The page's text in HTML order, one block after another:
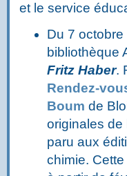
et le service
Du 7
bibliothèque
Fritz Haber.
Rendez-
Boum de
originales de
paru aux
chimie.